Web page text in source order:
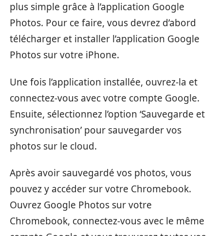
plus simple grâce à l’application Google
Photos. Pour ce faire, vous devrez d’abord
télécharger et installer l’application Google
Photos sur votre iPhone.
Une fois l’application installée, ouvrez-la et
connectez-vous avec votre compte Google.
Ensuite, sélectionnez l’option ‘Sauvegarde et
synchronisation’ pour sauvegarder vos
photos sur le cloud.
Après avoir sauvegardé vos photos, vous
pouvez y accéder sur votre Chromebook.
Ouvrez Google Photos sur votre
Chromebook, connectez-vous avec le même